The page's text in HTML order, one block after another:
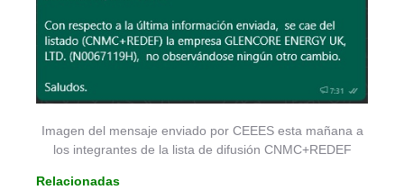
Imagen del mensaje enviado por CEEES esta mañana a
los integrantes de la lista de difusión CNMC+REDEF
Relacionadas